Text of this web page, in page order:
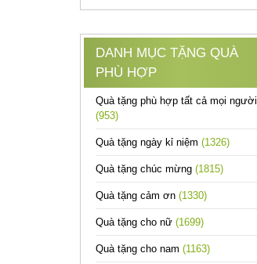
DANH MỤC TẶNG QUÀ
PHÙ HỢP
Quà tặng phù hợp tất cả mọi người
(953)
Quà tặng ngày kỉ niệm (1326)
Quà tặng chúc mừng (1815)
Quà tặng cảm ơn (1330)
Quà tặng cho nữ (1699)
Quà tặng cho nam (1163)